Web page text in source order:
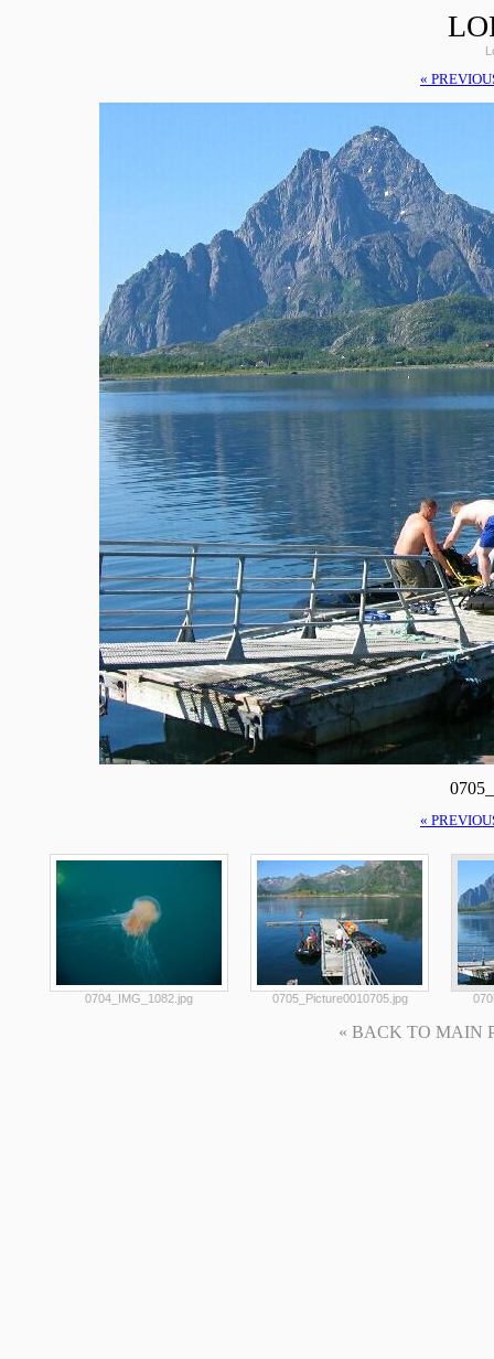
«
«
0704_IMG_1082.jpg 0705_Picture0010705.jpg
« BACK TO MAIN